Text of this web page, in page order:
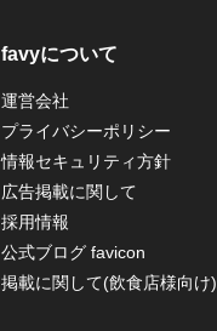
favyについて
運営会社
プライバシーポリシー
情報セキュリティ方針
広告掲載に関して
採用情報
公式ブログ favicon
掲載に関して(飲食店様向け)